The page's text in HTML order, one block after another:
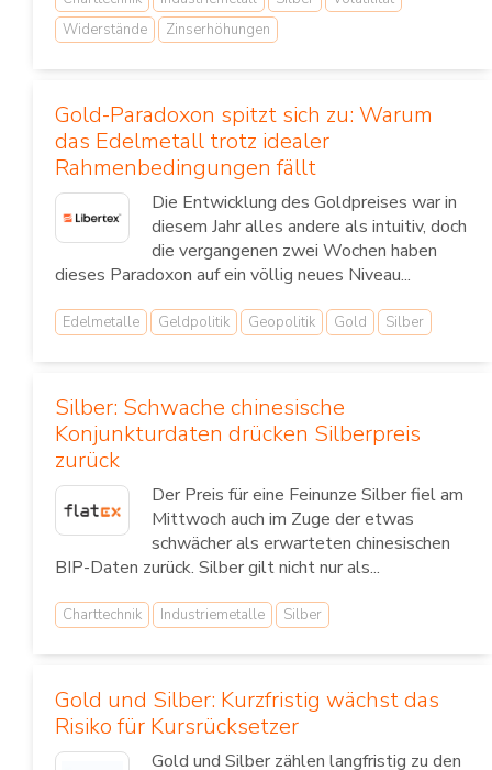
Widerstände
Zinserhöhungen
Gold-Paradoxon spitzt sich zu: Warum
das Edelmetall trotz idealer
Rahmenbedingungen fällt
Die Entwicklung des Goldpreises war in
diesem Jahr alles andere als intuitiv, doch
die vergangenen zwei Wochen haben
dieses Paradoxon auf ein völlig neues Niveau...
Edelmetalle Geldpolitik Geopolitik Gold Silber
Silber: Schwache chinesische
Konjunkturdaten drücken Silberpreis
zurück
Der Preis für eine Feinunze Silber fiel am
Mittwoch auch im Zuge der etwas
schwächer als erwarteten chinesischen
BIP-Daten zurück. Silber gilt nicht nur als...
Charttechnik Industriemetalle Silber
Gold und Silber: Kurzfristig wächst das
Risiko für Kursrücksetzer
Gold und Silber zählen langfristig zu den